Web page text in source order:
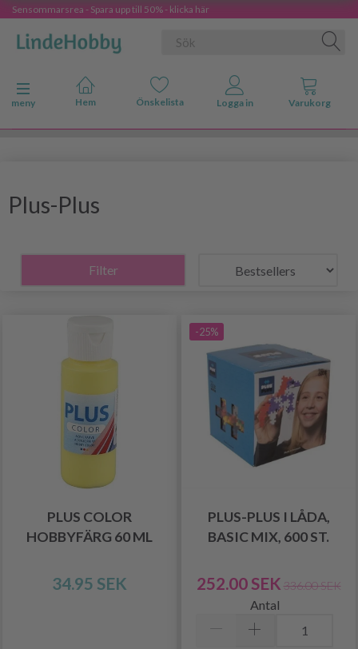
Sensommarsrea - Spara upp till 50% - klicka här
Ändra navigering
meny
Plus-Plus
Filter
PLUS COLOR
HOBBYFÄRG 60 ML
34.95 SEK
-25%
PLUS-PLUS I LÅDA,
BASIC MIX, 600 ST.
252.00 SEK 336.00 SEK
Antal